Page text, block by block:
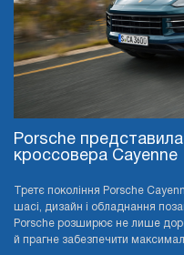
Porsche
кроссовера Cayenne
Третє покоління Porsche
шасі, дизайн і обладнання
Porsche розширює не лише
й прагне забезпечити